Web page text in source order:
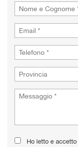
Ho letto e accetto